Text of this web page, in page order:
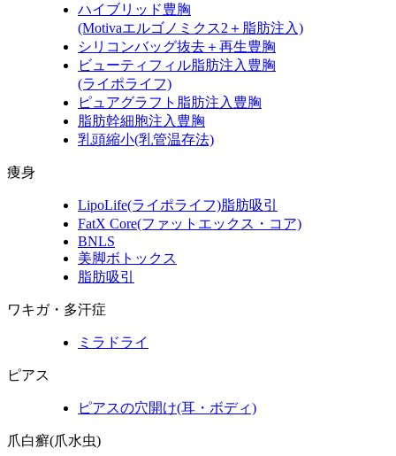
ハイブリッド豊胸
(Motivaエルゴノミクス2＋脂肪注入)
シリコンバッグ抜去＋再生豊胸
ビューティフィル脂肪注入豊胸
(ライポライフ)
ピュアグラフト脂肪注入豊胸
脂肪幹細胞注入豊胸
乳頭縮小(乳管温存法)
痩身
LipoLife(ライポライフ)脂肪吸引
FatX Core(ファットエックス・コア)
BNLS
美脚ボトックス
脂肪吸引
ワキガ・多汗症
ミラドライ
ピアス
ピアスの穴開け(耳・ボディ)
爪白癬(爪水虫)